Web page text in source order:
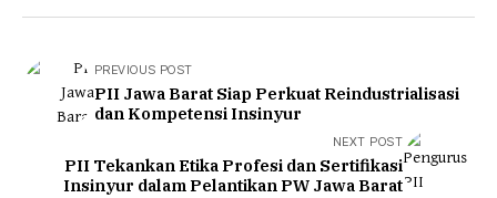
PREVIOUS POST
PII Jawa Barat Siap Perkuat Reindustrialisasi
dan Kompetensi Insinyur
NEXT POST
PII Tekankan Etika Profesi dan Sertifikasi
Insinyur dalam Pelantikan PW Jawa Barat